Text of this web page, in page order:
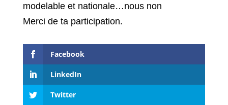
modelable et nationale…nous non
Merci de ta participation.
Facebook
LinkedIn
Twitter